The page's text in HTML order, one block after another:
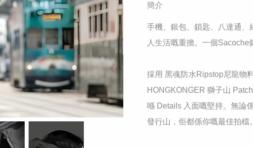
簡介
手機、銀包、鎖匙、八達通
人生活嘅重擔。一個Sacoche
採用 黑魂防水Ripstop尼龍物
HONGKONGER 獅子山
喺 Details 入面嘅堅持。無論
發行山，佢都係你嘅最佳拍檔。